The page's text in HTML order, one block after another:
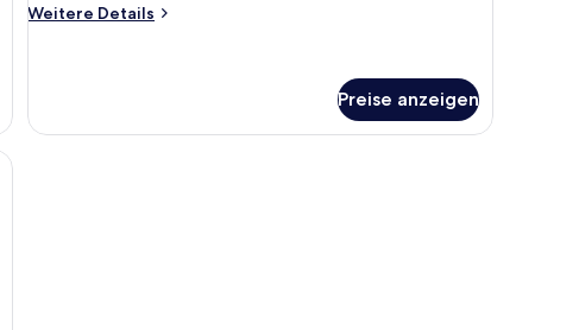
Weitere Details
Weitere
Preise anzeigen